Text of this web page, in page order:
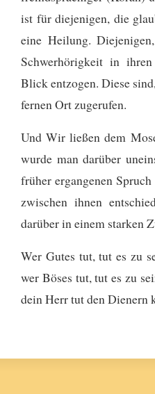
ist für diejenigen, die
eine Heilung.
Schwerhörigkeit in
Blick entzogen. Diese
fernen Ort zugerufen.
Und Wir ließen dem
wurde man darüber
früher ergangenen
zwischen ihnen
darüber in einem starken
Wer Gutes tut, tut es zu
wer Böses tut, tut es zu
dein Herr tut den Dienern